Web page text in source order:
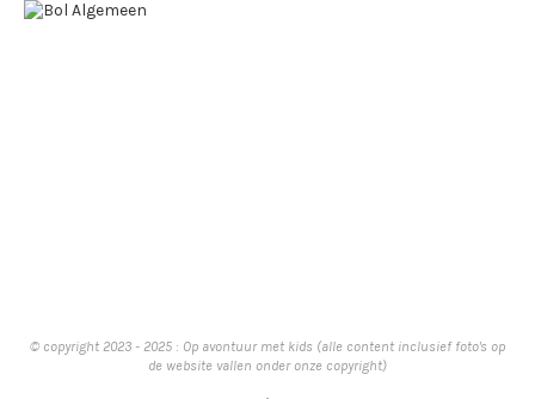
© copyright 2023 - 2025 : Op avontuur met kids (alle content inclusief foto's op
de website vallen onder onze copyright)